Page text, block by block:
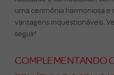
uma cerimônia harmoniosa
vantagens inquestionáveis.
seguir!
COMPLEMENTANDO